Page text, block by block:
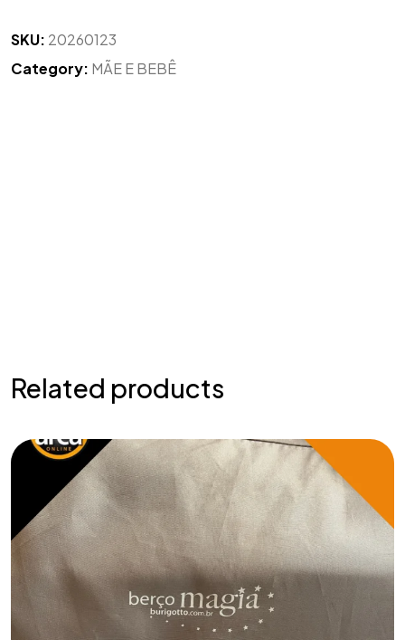
SKU: 20260123
Category: MÃE E BEBÊ
Related products